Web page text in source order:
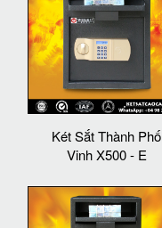
Két Sắt Thành Phố
Vinh X500 - E